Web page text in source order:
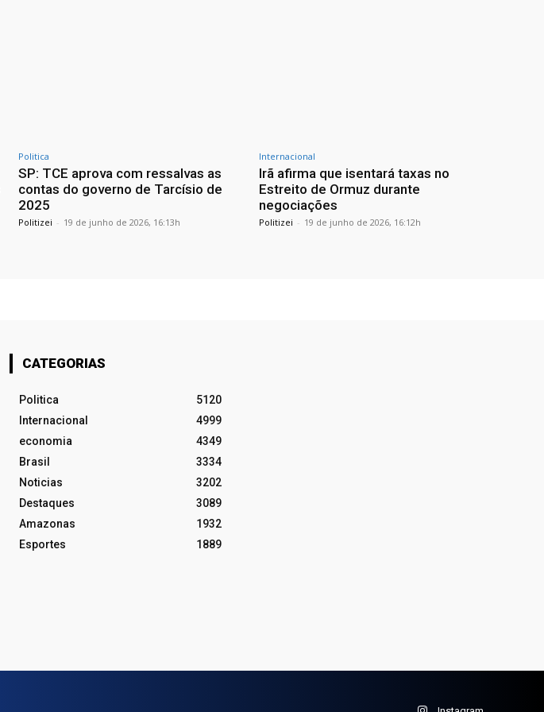
Politica
SP: TCE aprova com ressalvas as
contas do governo de Tarcísio de
2025
Politizei - 19 de junho de 2026, 16:13h
Internacional
Irã afirma que isentará taxas no
Estreito de Ormuz durante
negociações
Politizei - 19 de junho de 2026, 16:12h
CATEGORIAS
Politica
5120
Internacional
4999
economia
4349
Brasil
3334
Noticias
3202
Destaques
3089
Amazonas
1932
Esportes
1889